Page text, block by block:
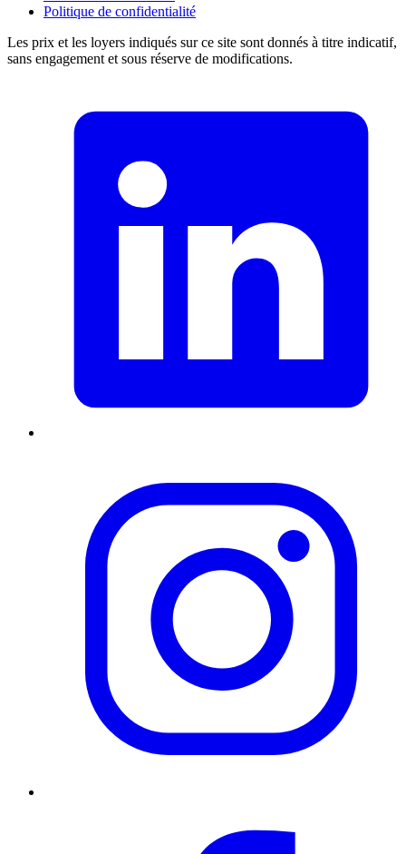
Politique de confidentialité
Les prix et les loyers indiqués sur ce site sont donnés à titre indicatif,
sans engagement et sous réserve de modifications.